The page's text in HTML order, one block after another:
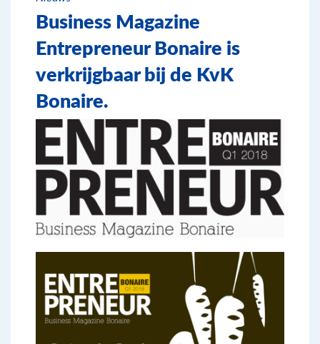
Business Magazine
Entrepreneur Bonaire is
verkrijgbaar bij de KvK
Bonaire.